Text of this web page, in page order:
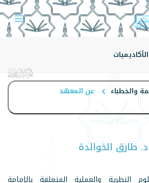
والخطباء عن المعهد
طارق الخوالدة
والعملية المتعلقة بالإمامة